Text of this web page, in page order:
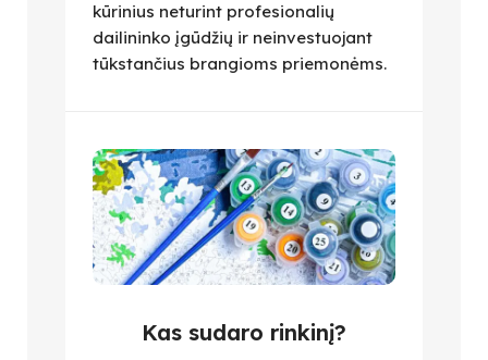
kūrinius neturint profesionalių
dailininko įgūdžių ir neinvestuojant
tūkstančius brangioms priemonėms.
Kas sudaro rinkinį?